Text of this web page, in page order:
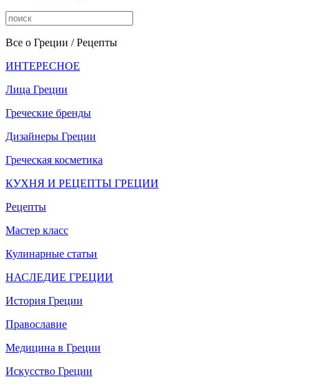
Все о Греции / Рецепты
ИНТЕРЕСНОЕ
Лица Греции
Греческие бренды
Дизайнеры Греции
Греческая косметика
КУХНЯ И РЕЦЕПТЫ ГРЕЦИИ
Рецепты
Мастер класс
Кулинарные статьи
НАСЛЕДИЕ ГРЕЦИИ
История Греции
Православие
Медицина в Греции
Искусство Греции